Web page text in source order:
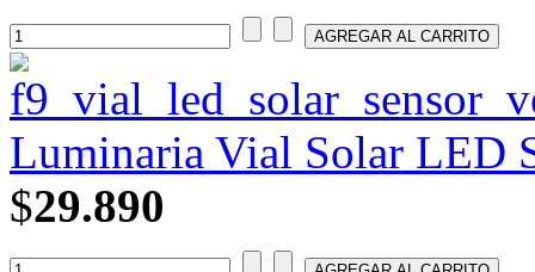
Luminaria Vial Solar LED
$29.890